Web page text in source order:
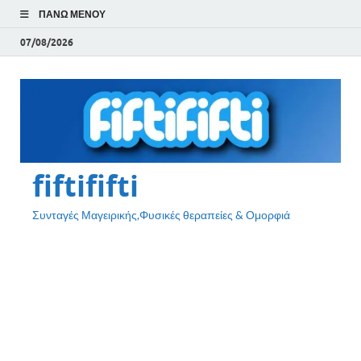
ΠΆΝΩ ΜΕΝΟΎ
07/08/2026
fiftififti
Συνταγές Μαγειρικής,Φυσικές θεραπείες & Ομορφιά